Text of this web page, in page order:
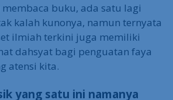
membaca buku, ada satu lagi
kalah kunonya, namun ternyata
ilmiah terkini juga memiliki
dahsyat bagi penguatan faya
atensi kita.
yang satu ini namanya